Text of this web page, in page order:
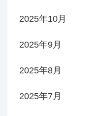
2025年10月
2025年9月
2025年8月
2025年7月